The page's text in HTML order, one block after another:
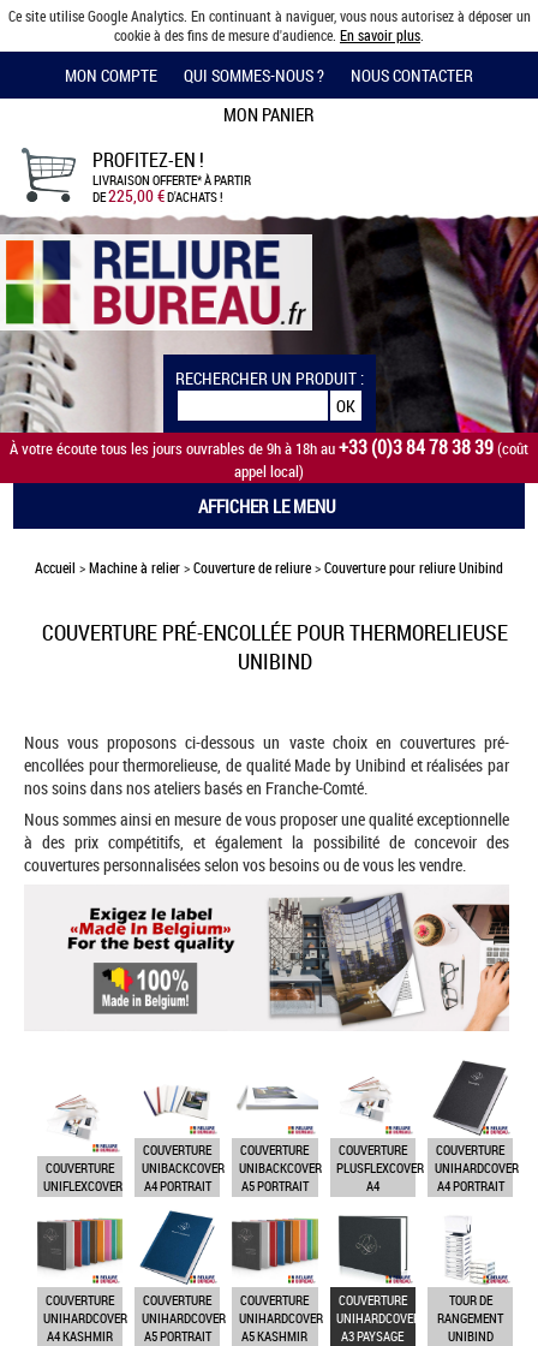
Ce site utilise Google Analytics. En continuant à naviguer, vous nous autorisez à déposer un
cookie à des fins de mesure d'audience. En savoir plus
MON COMPTE QUI SOMMES-NOUS ? NOUS CONTACTER
MON PANIER
PROFITEZ-EN !
LIVRAISON OFFERTE*À PARTIR
DE225,00 €D'ACHATS !
RECHERCHER UN PRODUIT :
À votre écoute tous les jours ouvrables de 9h à 18h au+33 (0)3 84 78 38 39(coût
appel local)
AFFICHER LE MENU
Accueil >Machine à relier>Couverture de reliure>Couverture pour reliure Unibind
COUVERTURE PRÉ-ENCOLLÉE POUR THERMORELIEUSE
UNIBIND
Nous vous proposons ci-dessous un vaste choix en couvertures pré-
encollées pour thermorelieuse, de qualité Made by Unibind et réalisées par
nos soins dans nos ateliers basés en Franche-Comté.
Nous sommes ainsi en mesure de vous proposer une qualité exceptionnelle
à des prix compétitifs, et également la possibilité de concevoir des
couvertures personnalisées selon vos besoins ou de vous les vendre.
COUVERTURE
UNIFLEXCOVER
COUVERTURE
UNIBACKCOVER
A4 PORTRAIT
COUVERTURE
UNIBACKCOVER
A5 PORTRAIT
COUVERTURE
PLUSFLEXCOVER
A4
COUVERTURE
UNIHARDCOVER
A4 PORTRAIT
COUVERTURE
UNIHARDCOVER
A4 KASHMIR
COUVERTURE
UNIHARDCOVER
A5 PORTRAIT
COUVERTURE
UNIHARDCOVER
A5 KASHMIR
COUVERTURE
UNIHARDCOVER
A3 PAYSAGE
TOUR DE
RANGEMENT
UNIBIND